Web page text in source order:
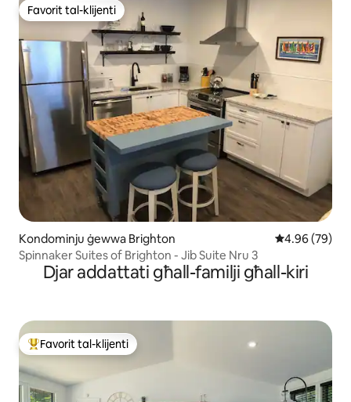
Favorit tal-klijenti
Favorit tal-klijenti
Kondominju ġewwa Brighton Rating medju
4.96 (79)
Spinnaker Suites of Brighton - Jib Suite Nru 3
Djar addattati għall-familji għall-kiri
Wieħed mill-aqwa favoriti tal-klijenti
Favorit tal-klijenti